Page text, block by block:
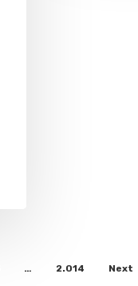
… 2.014 Next